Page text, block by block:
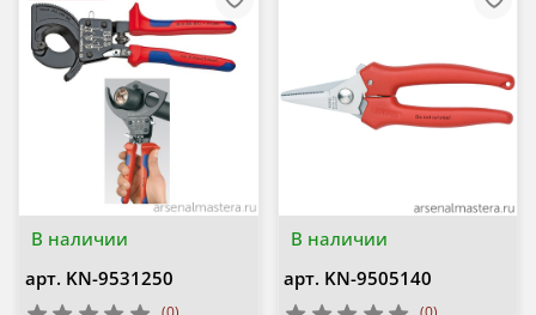
В наличии
арт. KN-9531250
В наличии
арт. KN-9505140